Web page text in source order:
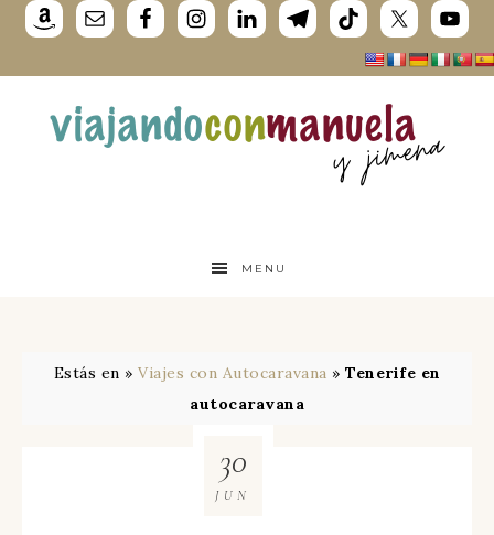
MENU
Estás en » Viajes con Autocaravana » Tenerife en
autocaravana
30
JUN